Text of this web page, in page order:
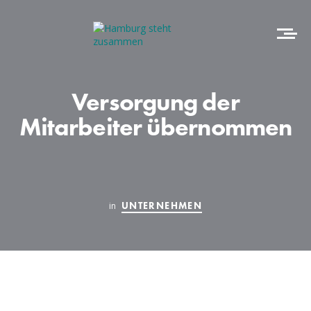
Versorgung der
Mitarbeiter übernommen
in UNTERNEHMEN